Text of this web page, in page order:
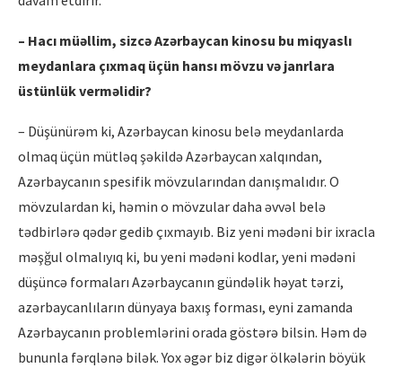
– Hacı müəllim, sizcə Azərbaycan kinosu bu miqyaslı
meydanlara çıxmaq üçün hansı mövzu və janrlara
üstünlük verməlidir?
– Düşünürəm ki, Azərbaycan kinosu belə meydanlarda
olmaq üçün mütləq şəkildə Azərbaycan xalqından,
Azərbaycanın spesifik mövzularından danışmalıdır. O
mövzulardan ki, həmin o mövzular daha əvvəl belə
tədbirlərə qədər gedib çıxmayıb. Biz yeni mədəni bir ixracla
məşğul olmalıyıq ki, bu yeni mədəni kodlar, yeni mədəni
düşüncə formaları Azərbaycanın gündəlik həyat tərzi,
azərbaycanlıların dünyaya baxış forması, eyni zamanda
Azərbaycanın problemlərini orada göstərə bilsin. Həm də
bununla fərqlənə bilək. Yox əgər biz digər ölkələrin böyük